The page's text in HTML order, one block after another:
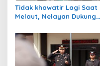
Tidak khawatir Lagi Saat
Melaut, Nelayan Dukung
BPJS Ketenagakerjaan